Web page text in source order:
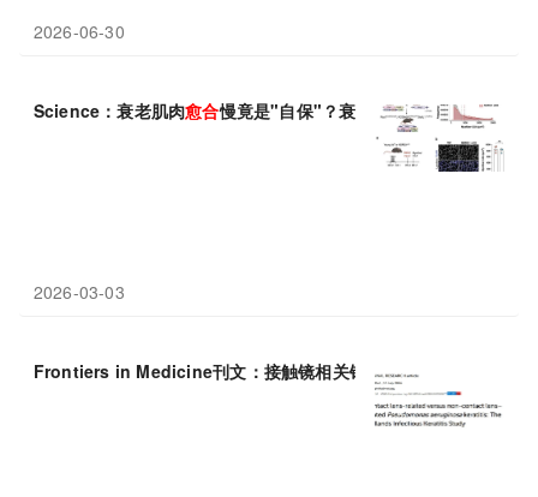
2026-06-30
Science：衰老肌肉愈合慢竟是"自保"？衰老的肌肉干细胞从快速
2026-03-03
Frontiers in Medicine刊文：接触镜相关铜绿假单胞菌角膜炎病